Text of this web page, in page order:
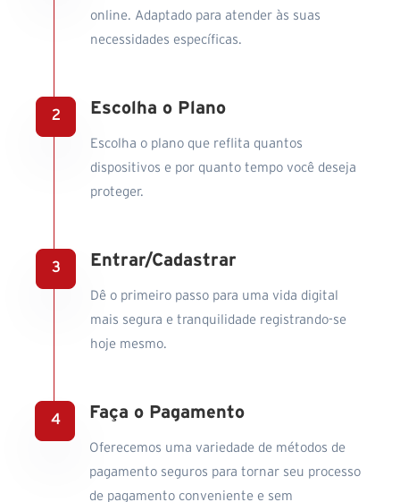
online. Adaptado para atender às suas
necessidades específicas.
Escolha o Plano
Escolha o plano que reflita quantos
dispositivos e por quanto tempo você deseja
proteger.
Entrar/Cadastrar
Dê o primeiro passo para uma vida digital
mais segura e tranquilidade registrando-se
hoje mesmo.
Faça o Pagamento
Oferecemos uma variedade de métodos de
pagamento seguros para tornar seu processo
de pagamento conveniente e sem